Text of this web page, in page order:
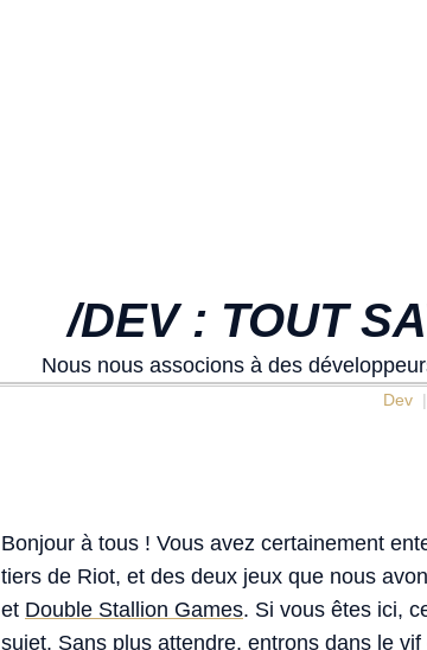
/DEV : TOUT
Nous nous associons à des
Dev
Bonjour à tous ! Vous avez certainement
tiers de Riot, et des deux jeux que nous
et Double Stallion Games. Si vous êtes ici,
sujet. Sans plus attendre, entrons dans le vif